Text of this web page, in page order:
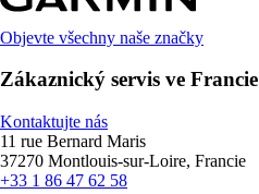
Objevte všechny naše značky
Zákaznický servis ve Francie
Kontaktujte nás
11 rue Bernard Maris
37270 Montlouis-sur-Loire, Francie
+33 1 86 47 62 58